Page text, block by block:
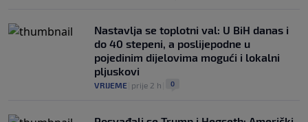
Nastavlja se toplotni val: U BiH danas i
do 40 stepeni, a poslijepodne u
pojedinim dijelovima mogući i lokalni
pljuskovi
VRIJEME prije 2 h 0